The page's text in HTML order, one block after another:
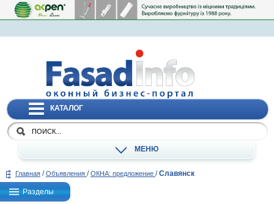
КАТАЛОГ
МЕНЮ
Главная / Объявления / ОКНА: предложение / Славянск
Разделы